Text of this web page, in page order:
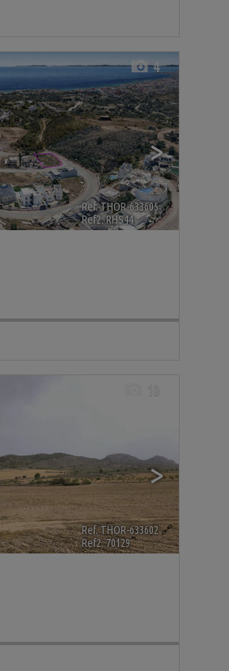
>
4
Ref. THOR-633605🔗
Ref2. RHS44
>
Ref. THOR-633602 🔗
Ref2. 70129